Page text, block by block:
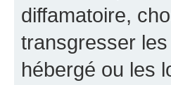
diffamatoire,
transgresser
hébergé ou les